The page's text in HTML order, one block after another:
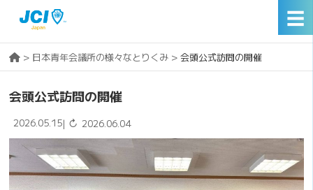
☰
> 日本青年会議所の様々なとりくみ > 会頭公式訪問の開催
会頭公式訪問の開催
2026.05.15| ↻ 2026.06.04